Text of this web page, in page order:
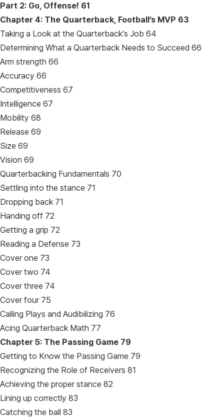
Part 2: Go, Offense! 61
Chapter 4: The Quarterback, Football’s MVP 63
Taking a Look at the Quarterback’s Job 64
Determining What a Quarterback Needs to Succeed 66
Arm strength 66
Accuracy 66
Competitiveness 67
Intelligence 67
Mobility 68
Release 69
Size 69
Vision 69
Quarterbacking Fundamentals 70
Settling into the stance 71
Dropping back 71
Handing off 72
Getting a grip 72
Reading a Defense 73
Cover one 73
Cover two 74
Cover three 74
Cover four 75
Calling Plays and Audibilizing 76
Acing Quarterback Math 77
Chapter 5: The Passing Game 79
Getting to Know the Passing Game 79
Recognizing the Role of Receivers 81
Achieving the proper stance 82
Lining up correctly 83
Catching the ball 83